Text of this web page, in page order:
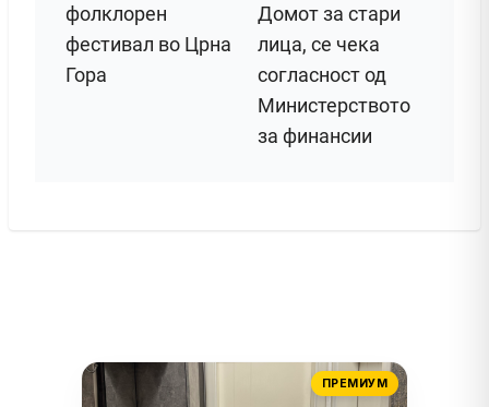
фолклорен
фестивал во Црна
Гора
Домот за стари
лица, се чека
согласност од
Министерството
за финансии
ПРЕМИУМ